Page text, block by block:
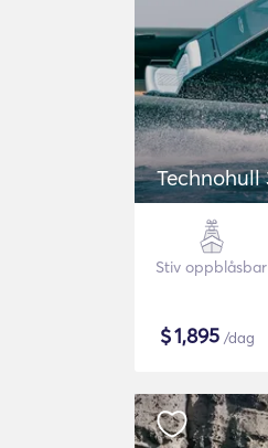
Stiv oppblåsbar
$1,895 /dag